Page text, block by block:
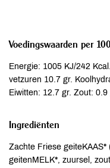
Voedingswaarden per
Energie: 1005 KJ/242
vetzuren 10.7 gr.
Eiwitten: 12.7 gr. Zout: 0.9
Ingrediënten
Zachte Friese
geitenMELK*, zuursel,